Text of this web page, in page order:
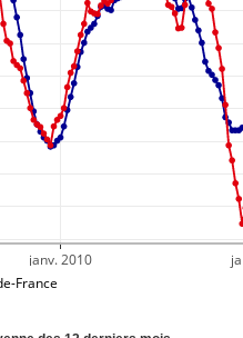
janv. 2010
France